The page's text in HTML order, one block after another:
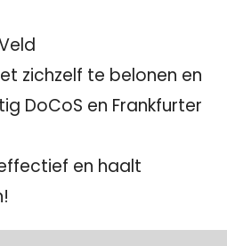
zichzelf te belonen en
DoCoS en Frankfurter
effectief en haalt